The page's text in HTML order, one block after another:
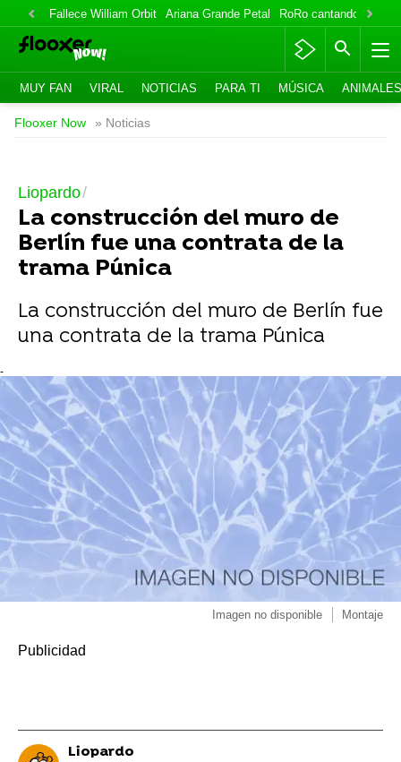
Fallece William Orbit Ariana Grande Petal RoRo cantando
MUY FAN VIRAL NOTICIAS PARA TI MÚSICA ANIMALES
Flooxer Now » Noticias
Liopardo
La construcción del muro de
Berlín fue una contrata de la
trama Púnica
La construcción del muro de Berlín fue
una contrata de la trama Púnica
-
Imagen no disponible Montaje
Liopardo